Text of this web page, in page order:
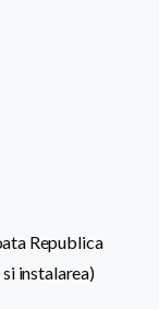
Republica
instalarea)